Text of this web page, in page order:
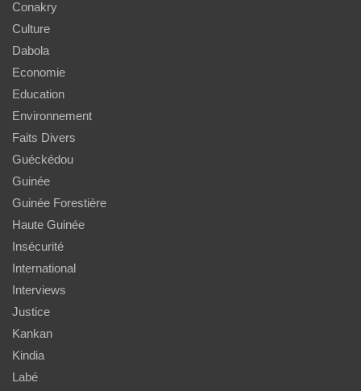
Conakry
Culture
Dabola
Economie
Education
Environnement
Faits Divers
Guéckédou
Guinée
Guinée Forestière
Haute Guinée
Insécurité
International
Interviews
Justice
Kankan
Kindia
Labé